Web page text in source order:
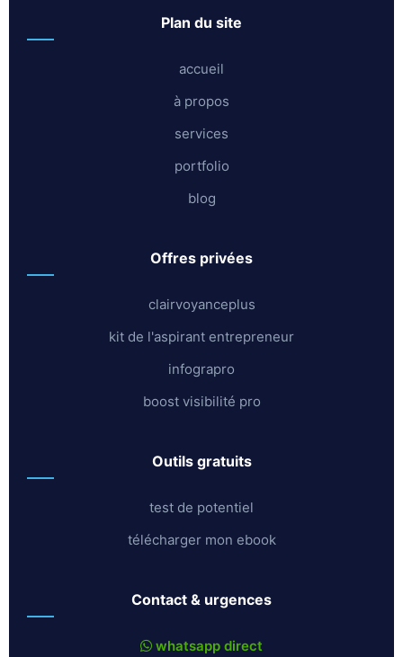
plan du site
accueil
à propos
services
portfolio
blog
offres privées
clairvoyanceplus
kit de l'aspirant entrepreneur
infograpro
boost visibilité pro
outils gratuits
test de potentiel
télécharger mon ebook
contact & urgences
whatsapp direct